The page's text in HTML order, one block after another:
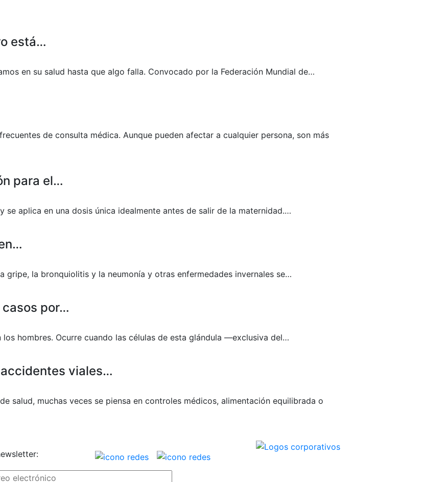
está…
en su salud hasta que algo falla. Convocado por la Federación Mundial de…
de consulta médica. Aunque pueden afectar a cualquier persona, son más
para el…
se aplica en una dosis única idealmente antes de salir de la maternidad.…
la bronquiolitis y la neumonía y otras enfermedades invernales se…
casos por…
hombres. Ocurre cuando las células de esta glándula —exclusiva del…
viales…
salud, muchas veces se piensa en controles médicos, alimentación equilibrada o